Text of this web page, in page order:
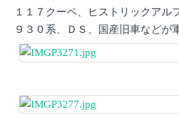
１１７クーペ、ヒストリックアル
９３０系、ＤＳ、国産旧車などが